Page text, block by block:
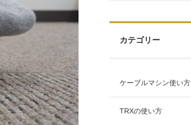
カテゴリー
ケーブルマシン使い方
TRXの使い方